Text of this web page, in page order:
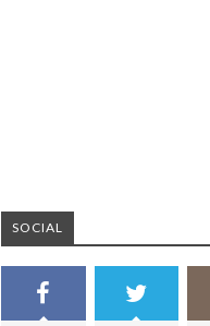
SOCIAL